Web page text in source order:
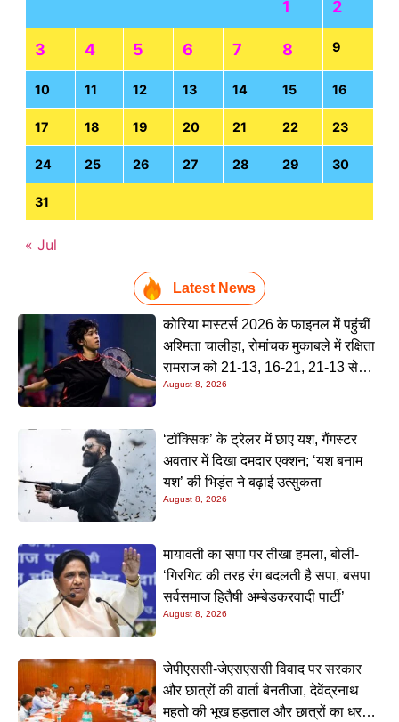
1 2
3 4 5 6 7 8 9
10 11 12 13 14 15 16
17 18 19 20 21 22 23
24 25 26 27 28 29 30
31
« Jul
Latest News
कोरिया मास्टर्स 2026 के फाइनल में पहुंचीं
अश्मिता चालीहा, रोमांचक मुकाबले में रक्षिता
रामराज को 21-13, 16-21, 21-13 से
हराया
August 8, 2026
‘टॉक्सिक’ के ट्रेलर में छाए यश, गैंगस्टर
अवतार में दिखा दमदार एक्शन; ‘यश बनाम
यश’ की भिड़ंत ने बढ़ाई उत्सुकता
August 8, 2026
मायावती का सपा पर तीखा हमला, बोलीं-
‘गिरगिट की तरह रंग बदलती है सपा, बसपा
सर्वसमाज हितैषी अम्बेडकरवादी पार्टी’
August 8, 2026
जेपीएससी-जेएसएससी विवाद पर सरकार
और छात्रों की वार्ता बेनतीजा, देवेंद्रनाथ
महतो की भूख हड़ताल और छात्रों का धरना